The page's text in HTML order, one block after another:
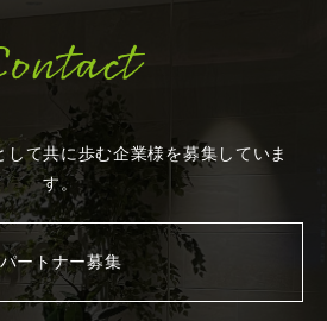
して共に歩む企業様を募集していま
す。
パートナー募集